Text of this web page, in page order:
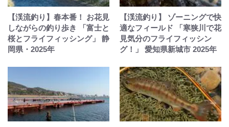
【渓流釣り】春本番！ お花見
しながらの釣り歩き 「富士と
桜とフライフィッシング」 静
岡県・2025年
【渓流釣り】 ゾーニングで快
適なフィールド 「寒狭川で花
見気分のフライフィッシン
グ！」 愛知県新城市 2025年